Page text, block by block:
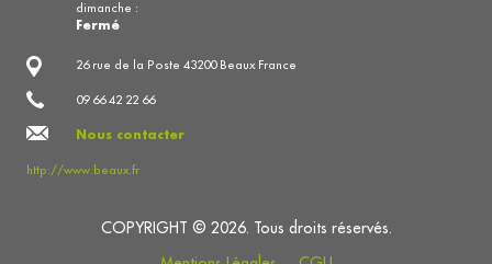
26 rue de la Poste 43200 Beaux France
09 66 42 22 66
Nous contacter
http://www.beaux.fr
dimanche :
Fermé
COPYRIGHT © 2026. Tous droits réservés.